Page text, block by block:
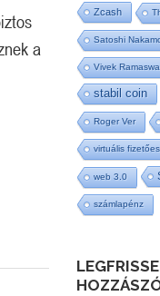
a
Zcash
Satoshi
Vivek
stabil coin
Roger Ver
virtuális
web 3.0
számlapénz